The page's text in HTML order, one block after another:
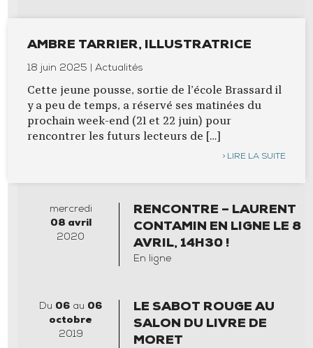
AMBRE TARRIER, ILLUSTRATRICE
18 juin 2025 | Actualités
Cette jeune pousse, sortie de l’école Brassard il
y a peu de temps, a réservé ses matinées du
prochain week-end (21 et 22 juin) pour
rencontrer les futurs lecteurs de […]
LIRE LA SUITE
mercredi
08 avril
2020
RENCONTRE – LAURENT
CONTAMIN EN LIGNE LE 8
AVRIL, 14H30 !
En ligne
Du 06 au 06
octobre
2019
LE SABOT ROUGE AU
SALON DU LIVRE DE
MORET